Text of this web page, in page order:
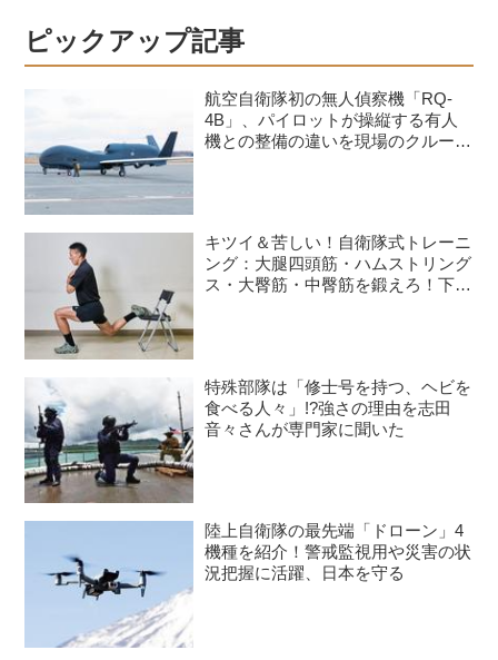
ピックアップ記事
航空自衛隊初の無人偵察機「RQ-
4B」、パイロットが操縦する有人
機との整備の違いを現場のクルーが
キツイ＆苦しい！自衛隊式トレーニ
ング：大腿四頭筋・ハムストリング
ス・大臀筋・中臀筋を鍛えろ！下半
特殊部隊は「修士号を持つ、ヘビを
食べる人々」!?強さの理由を志田
音々さんが専門家に聞いた
陸上自衛隊の最先端「ドローン」4
機種を紹介！警戒監視用や災害の状
況把握に活躍、日本を守る